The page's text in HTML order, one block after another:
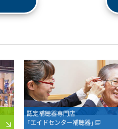
認定補聴器専門店
「エイドセンター補聴器」